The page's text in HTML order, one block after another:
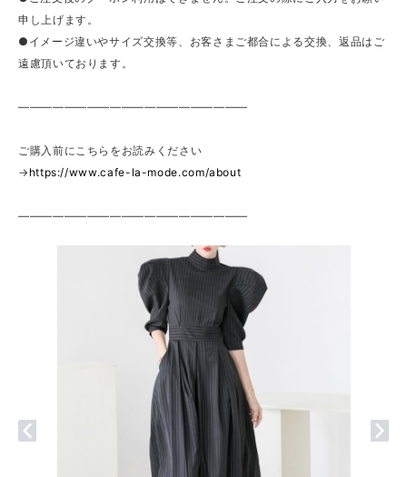
申し上げます。
●イメージ違いやサイズ交換等、お客さまご都合による交換、返品はご
遠慮頂いております。
————————————————————
ご購入前にこちらをお読みください
→ https://www.cafe-la-mode.com/about
————————————————————